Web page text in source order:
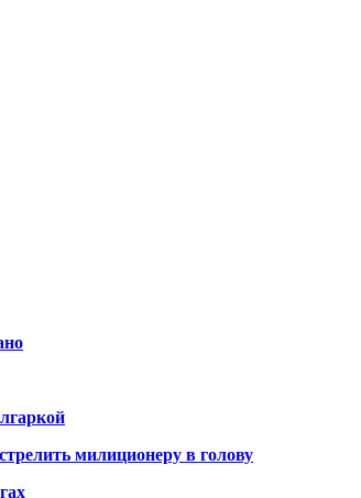
милиционеру в голову